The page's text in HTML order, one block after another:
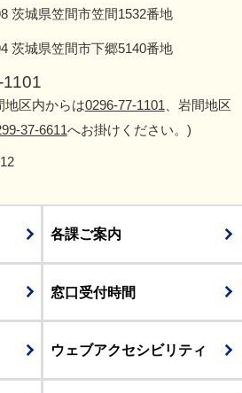
茨城県笠間市笠間1532番地
茨城県笠間市下郷5140番地
地区内からは0296-77-1101 、岩間地区
37-6611へお掛けください。)
各課ご案内
窓口受付時間
ウェブアクセシビリティ